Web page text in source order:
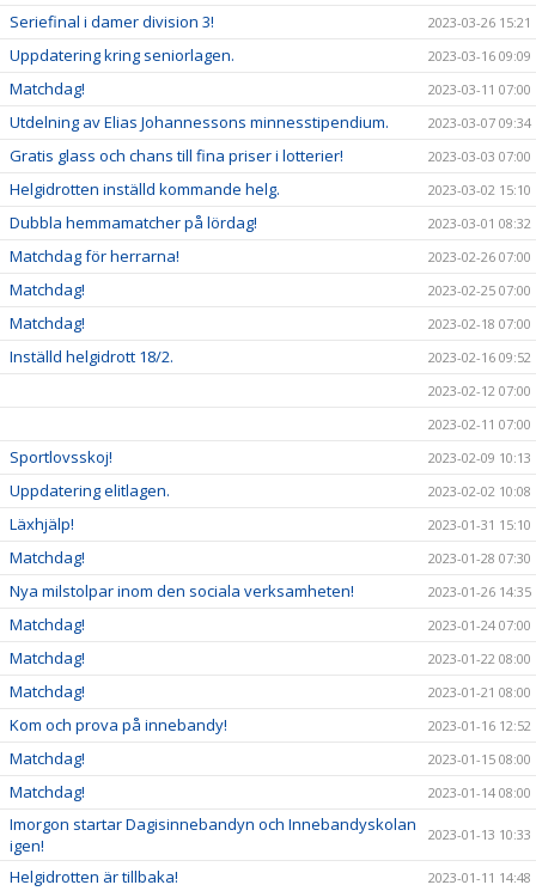
Seriefinal i damer division 3! 2023-03-26 15:21
Uppdatering kring seniorlagen. 2023-03-16 09:09
Matchdag! 2023-03-11 07:00
Utdelning av Elias Johannessons minnesstipendium. 2023-03-07 09:34
Gratis glass och chans till fina priser i lotterier! 2023-03-03 07:00
Helgidrotten inställd kommande helg. 2023-03-02 15:10
Dubbla hemmamatcher på lördag! 2023-03-01 08:32
Matchdag för herrarna! 2023-02-26 07:00
Matchdag! 2023-02-25 07:00
Matchdag! 2023-02-18 07:00
Inställd helgidrott 18/2.
2023-02-16 09:52
2023-02-12 07:00
2023-02-11 07:00
Sportlovsskoj! 2023-02-09 10:13
Uppdatering elitlagen. 2023-02-02 10:08
Läxhjälp! 2023-01-31 15:10
Matchdag! 2023-01-28 07:30
Nya milstolpar inom den sociala verksamheten! 2023-01-26 14:35
Matchdag! 2023-01-24 07:00
Matchdag! 2023-01-22 08:00
Matchdag! 2023-01-21 08:00
Kom och prova på innebandy! 2023-01-16 12:52
Matchdag! 2023-01-15 08:00
Matchdag! 2023-01-14 08:00
Imorgon startar Dagisinnebandyn och Innebandyskolan
igen!
2023-01-13 10:33
Helgidrotten är tillbaka! 2023-01-11 14:48